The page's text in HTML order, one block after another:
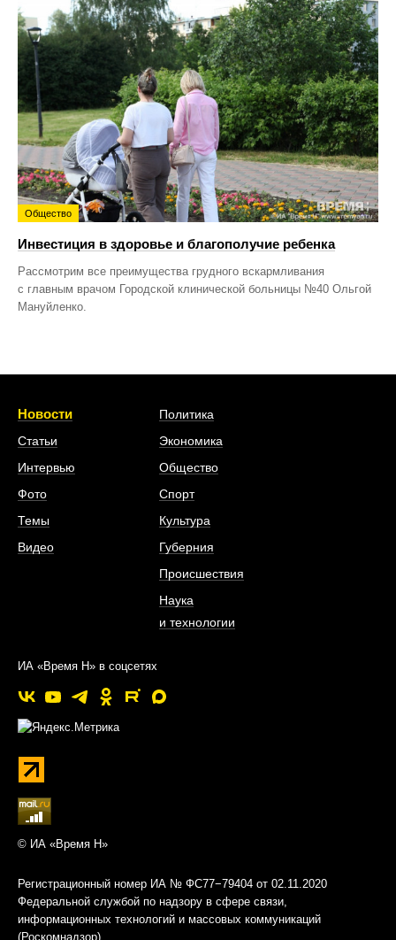
Общество
Инвестиция в здоровье и благополучие ребенка
Рассмотрим все преимущества грудного вскармливания
с главным врачом Городской клинической больницы №40 Ольгой
Мануйленко.
Новости
Статьи
Интервью
Фото
Темы
Видео
Политика
Экономика
Общество
Спорт
Культура
Губерния
Происшествия
Наука
и технологии
ИА «Время Н» в соцсетях
© ИА «Время Н»
Регистрационный номер ИА № ФС77−79404 от 02.11.2020
Федеральной службой по надзору в сфере связи,
информационных технологий и массовых коммуникаций
(Роскомнадзор)